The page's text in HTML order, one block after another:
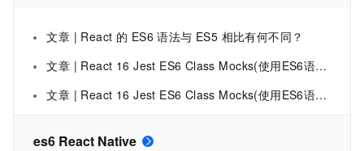
文章 | React 的 ES6 语法与 ES5 相比有何不同？
文章 | React 16 Jest ES6 Class Mocks(使用ES6语法类的模拟) 实例二
文章 | React 16 Jest ES6 Class Mocks(使用ES6语法类的模拟) 实例三、四
es6 React Native